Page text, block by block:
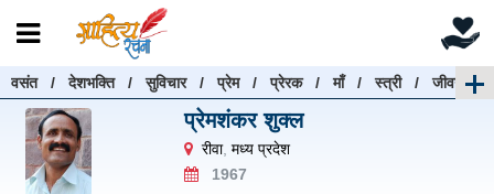
वसंत/देशभक्ति/सुविचार/प्रेम/प्रेरक/माँ/स्त्री/जीवन
प्रेमशंकर शुक्ल
रीवा, मध्य प्रदेश
1967
रचनाएँ खोजें
रचनाएँ खोजने के लिए नीचे दी गई बॉक्स में हिन्दी में लिखें और
"खोजें" बटन पर क्लिक करें